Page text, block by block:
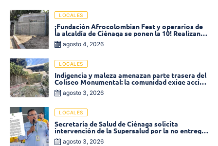
LOCALES
¡Fundación Afrocolombian Fest y operarios de
la alcaldía de Ciénaga se ponen la 10! Realizan
limpieza de la parte posterior del Coliseo
Monumental
agosto 4, 2026
LOCALES
Indigencia y maleza amenazan parte trasera del
Coliseo Monumental: la comunidad exige acción
inmediata!
agosto 3, 2026
LOCALES
Secretaría de Salud de Ciénaga solicita
intervención de la Supersalud por la no entrega
de medicamentos en las EPS
agosto 3, 2026